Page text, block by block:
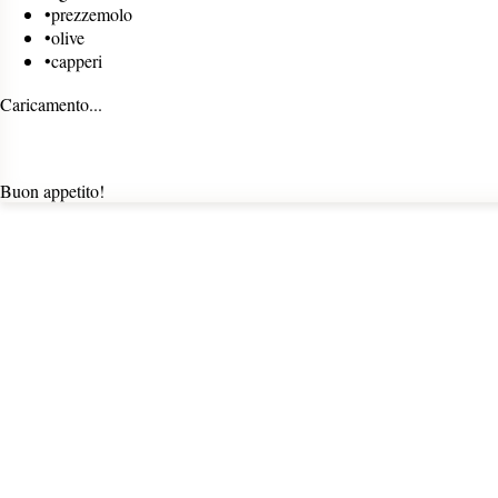
•prezzemolo
•olive
•capperi
Caricamento...
Buon appetito!